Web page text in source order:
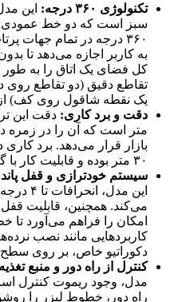
تکنولوژی ۳۶۰ درجه:
این
سبز است که دو خط عمودی
۳۶۰ درجه در تمام جهات
به کاربر اجازه می‌دهد تا
تقاطع دقیق (دو تقاطع روی
یک نقطه شاقول روی کف)
دقت و برد کاری:
متر است که آن را در زمره
۳۰ متر بوده و قابلیت کار با گیرنده را نیز داراست.
سیستم خودترازی و قفل
این
می‌کند. همچنین، قابلیت
امکان را فراهم می‌آورد تا
کاربردهایی مانند نصب
دکوراتیو خاص، بر روی سطح
کنترل از راه دور و منبع
مدل، وجود ریموت کنترل
راه دور، خطوط لیزر را